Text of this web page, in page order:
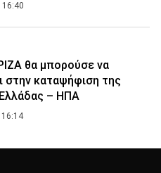
θα μπορούσε να
στην καταψήφιση της
– ΗΠΑ